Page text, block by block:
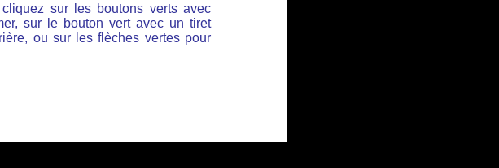
sur les boutons verts avec
sur le bouton vert avec un tiret
ou sur les flèches vertes pour